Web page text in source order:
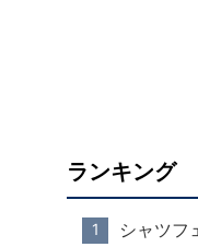
ランキング
シャツフェ